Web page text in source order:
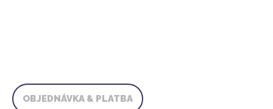
OBJEDNÁVKA & PLATBA